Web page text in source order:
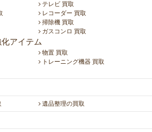
テレビ 買取
レコーダー 買取
掃除機 買取
ガスコンロ 買取
アイテム
物置 買取
トレーニング機器 買取
遺品整理の買取